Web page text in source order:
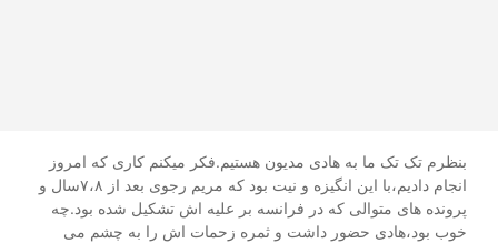
بنظرم تک تک ما به هادی مدیون هستیم.فکر میکنم کاری که امروز
انجام دادیم،با این انگیزه و نیت بود که مریم رجوی بعد از ۷،۸سال و
پرونده های متوالی که در فرانسه بر علیه اش تشکیل شده بود.چه
خوب بود،هادی حضور داشت و ثمره زحمات اش را به چشم می